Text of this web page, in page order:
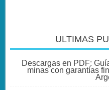
ULTIMAS
Descargas en PDF:
minas con garantías